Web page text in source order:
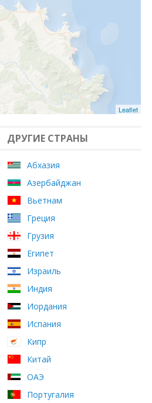
Leaflet
ДРУГИЕ СТРАНЫ
Абхазия
Азербайджан
Вьетнам
Греция
Грузия
Египет
Израиль
Индия
Иордания
Испания
Кипр
Китай
ОАЭ
Португалия